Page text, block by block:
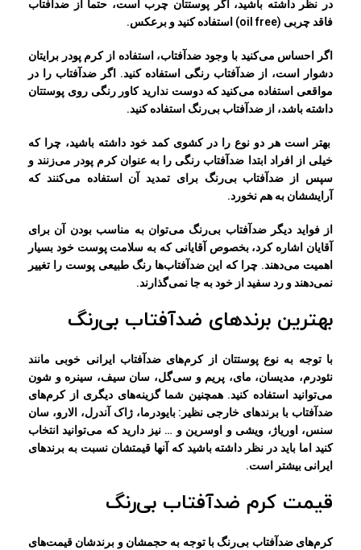
در نظر داشته باشید، اگر پوستتان چرب است، حتماً از ضدآفتاب
فاقد چربی (oil free) استفاده کنید و برعکس.
اگر احساس می‌کنید با وجود ضدآفتاب، استفاده از کرم پودر برایتان
دشوار است، از ضدآفتاب رنگی استفاده کنید. اگر ضدآفتاب را در
مواقعی استفاده می‌کنید که دوست ندارید کاور رنگی روی پوستتان
داشته باشد، از ضدآفتاب بی‌رنگ استفاده کنید.
بهتر است هر دو نوع را در کشوی کمد خود داشته باشید، چرا که
خیلی از افراد ابتدا ضدآفتاب رنگی را به عنوان کرم پودر می‌زنند و
سپس از ضدآفتاب بی‌رنگ برای تمدید آن استفاده می‌کنند که
آرایششان به هم نخورد.
از فواید دیگر ضدآفتاب بی‌رنگ می‌توان به مناسب بودن آن برای
آقایان اشاره کرد، بخصوص آقایانی که به سلامت پوست خود بسیار
اهمیت می‌دهند. چرا که این ضدآفتاب‌ها رنگ طبیعی پوست را تغییر
نمی‌دهند و رد سفید از خود به جا نمی‌گذارند.
بهترین برندهای ضدآفتاب بی‌رنگ
با توجه به نوع پوستتان از کرم‌های ضدآفتاب ایرانی خوبی مانند
نئودرم، مدیسان، مای، پریم و سی‌گل، سان سیف، سینره و شون
می‌توانید استفاده کنید. همچنین شما گزینه‌های دیگری از کرم‌های
ضدآفتاب با برندهای خارجی نظیر: بایودرما، ژاک آندرل، الارو، سان
سنس، اوریاژ، ویشی و اوسرین و … نیز دارید که می‌توانید انتخاب
کنید اما باید در نظر داشته باشید که آنها قیمتشان نسبت به برندهای
ایرانی بیشتر است.
قیمت کرم ضدآفتاب بی‌رنگ
کرم‌های ضدآفتاب بی‌رنگ با توجه به حجمشان و برندشان قیمت‌های